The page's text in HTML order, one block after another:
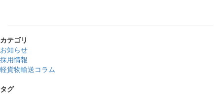
カテゴリ
お知らせ
採用情報
軽貨物輸送コラム
タグ